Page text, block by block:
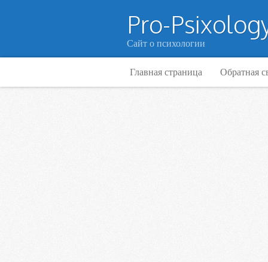
Pro-
Сайт о психологии
Главная страница Обратная